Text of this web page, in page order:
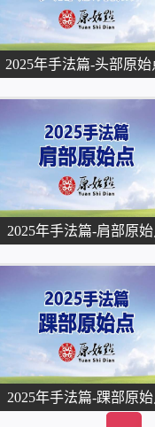
2025年手法篇-头部原始
2025年手法篇-肩部原
2025年手法篇-踝部原